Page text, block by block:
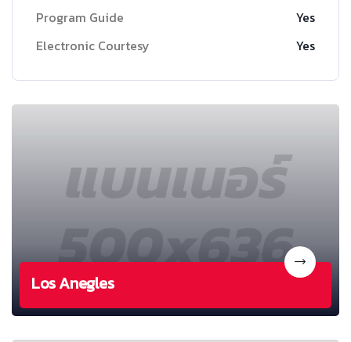
Program Guide
Yes
Electronic Courtesy
Yes
Los Anegles